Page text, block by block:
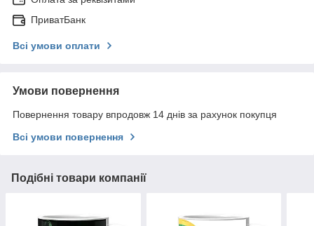
ПриватБанк
Всі умови оплати
Умови повернення
Повернення товару впродовж 14 днів за рахунок покупця
Всі умови повернення
Подібні товари компанії